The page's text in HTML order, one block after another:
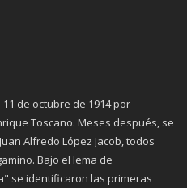
de octubre de 1914 por
Toscano. Meses después, se
Alfredo López Jacob, todos
Bajo el lema de
se identificaron las primeras